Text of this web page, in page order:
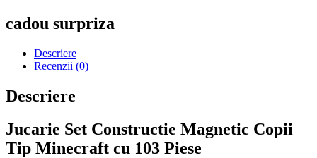
cadou surpriza
Descriere
Recenzii (0)
Descriere
Jucarie Set Constructie Magnetic Copii
Tip Minecraft cu 103 Piese